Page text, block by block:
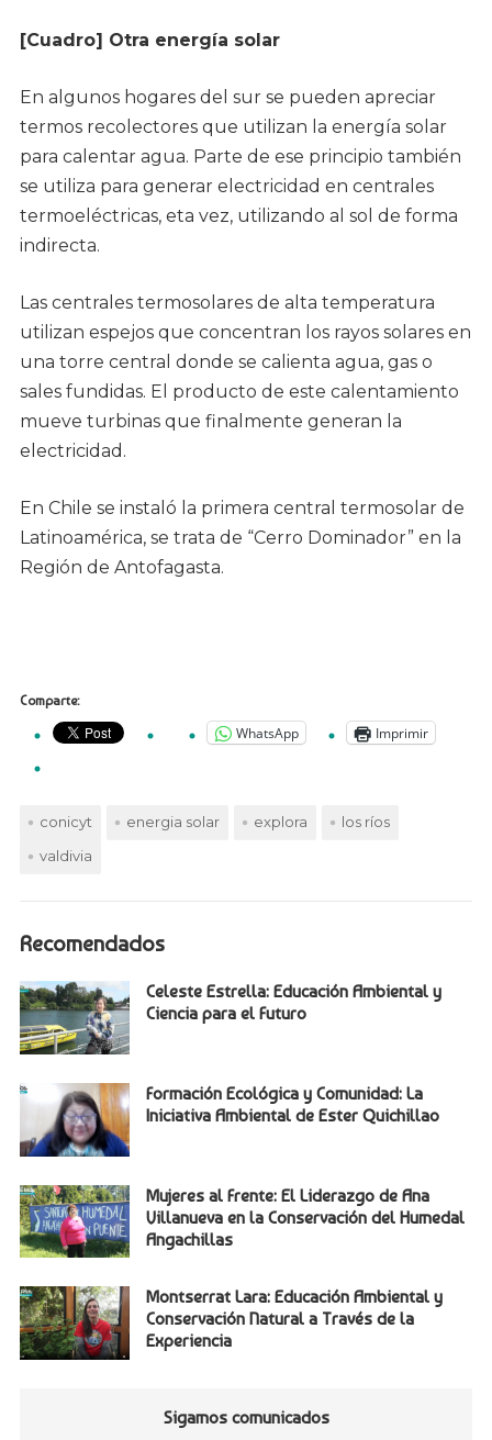
[Cuadro] Otra energía solar
En algunos hogares del sur se pueden apreciar
termos recolectores que utilizan la energía solar
para calentar agua. Parte de ese principio también
se utiliza para generar electricidad en centrales
termoeléctricas, eta vez, utilizando al sol de forma
indirecta.
Las centrales termosolares de alta temperatura
utilizan espejos que concentran los rayos solares en
una torre central donde se calienta agua, gas o
sales fundidas. El producto de este calentamiento
mueve turbinas que finalmente generan la
electricidad.
En Chile se instaló la primera central termosolar de
Latinoamérica, se trata de “Cerro Dominador” en la
Región de Antofagasta.
Comparte:
WhatsApp Imprimir
conicyt energia solar explora
los ríos
valdivia
Recomendados
Celeste Estrella: Educación Ambiental y
Ciencia para el Futuro
Formación Ecológica y Comunidad: La
Iniciativa Ambiental de Ester Quichillao
Mujeres al Frente: El Liderazgo de Ana
Villanueva en la Conservación del Humedal
Angachillas
Montserrat Lara: Educación Ambiental y
Conservación Natural a Través de la
Experiencia
Sigamos comunicados